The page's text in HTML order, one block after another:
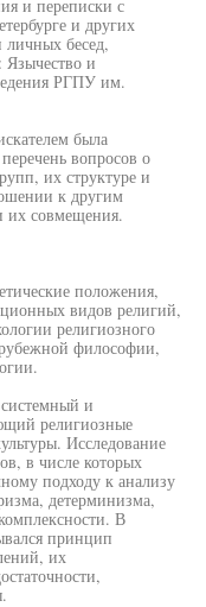
и переписки с
и других
бесед,
и
РГПУ им.
была
вопросов о
их структуре и
к другим
их совмещения.
положения,
видов религий,
религиозного
философии,
и
религиозные
Исследование
в числе которых
подходу к анализу
детерминизма,
В
принцип
их